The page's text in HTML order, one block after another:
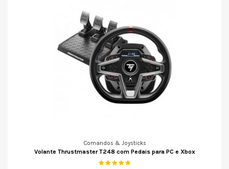
Comandos & Joysticks
Volante Thrustmaster T248 com Pedais para PC e Xbox